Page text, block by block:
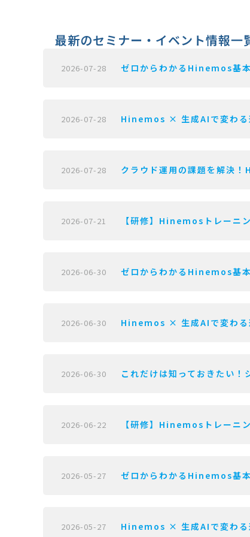
最新のセミナー・イベント情報一
2026-07-28 ゼロからわかるHinemos基
2026-07-28 Hinemos × 生成AIで変わる
2026-07-28 クラウド運用の課題を解決
2026-07-21 【研修】Hinemosトレーニ
2026-06-30 ゼロからわかるHinemos基
2026-06-30 Hinemos × 生成AIで変わる
2026-06-30 これだけは知っておきたい
2026-06-22 【研修】Hinemosトレーニ
2026-05-27 ゼロからわかるHinemos基
2026-05-27 Hinemos × 生成AIで変わる